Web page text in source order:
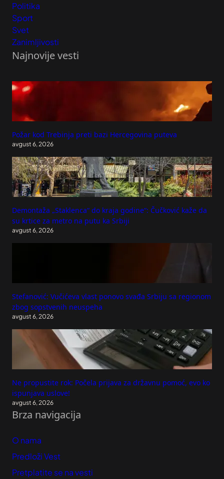
Politika
Sport
Svet
Zanimljivosti
Najnovije vesti
Požar kod Trebinja preti bazi Hercegovina puteva
avgust 6, 2026
Demontaža „Staklenca“ do kraja godine“: Čučković kaže da
su krtice za metro na putu ka Srbiji
avgust 6, 2026
Stefanović: Vučićeva vlast ponovo svađa Srbiju sa regionom
zbog sopstvenih neuspeha
avgust 6, 2026
Ne propustite rok: Počela prijava za državnu pomoć, evo ko
ispunjava uslove!
avgust 6, 2026
Brza navigacija
O nama
Predloži Vest
Pretplatite se na vesti